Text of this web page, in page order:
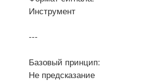
Инструмент
---
Базовый принцип:
Не предсказание